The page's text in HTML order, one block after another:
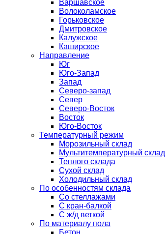
Варшавское
Волоколамское
Горьковское
Дмитровское
Калужское
Каширское
Направление
Юг
Юго-Запад
Запад
Северо-запад
Север
Северо-Восток
Восток
Юго-Восток
Температурный режим
Морозильный склад
Мультитемпературный склад
Теплого склада
Сухой склад
Холодильный склад
По особенностям склада
Со стеллажами
С кран-балкой
С ж/д веткой
По материалу пола
Бетон